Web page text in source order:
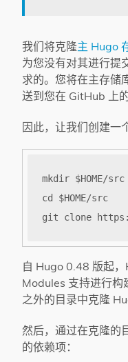
我们将克隆主 Hugo
为您没有对其进行提
求的。您将在主存储
送到您在 GitHub 上的
因此，让我们创建一
自 Hugo 0.48 版起
Modules 支持进行构
之外的目录中克隆
然后，通过在克隆的
的依赖项：